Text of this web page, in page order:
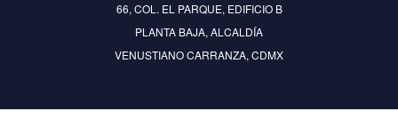
66, COL. EL PARQUE, EDIFICIO B
PLANTA BAJA, ALCALDÍA
VENUSTIANO CARRANZA, CDMX